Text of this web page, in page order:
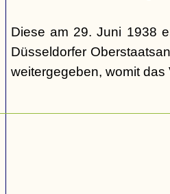
Diese am 29. Juni 1938
Düsseldorfer
weitergegeben, womit das